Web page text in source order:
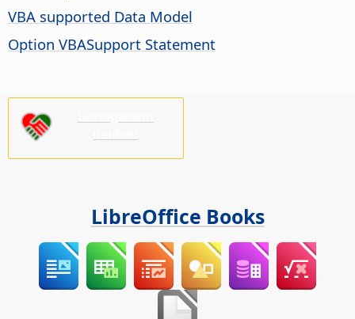
VBA supported Data Model
Option VBASupport Statement
LibreOffice Books